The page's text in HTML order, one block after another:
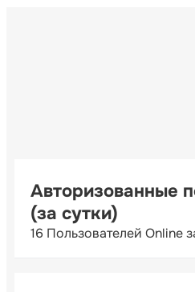
Авторизованные
(за сутки)
16 Пользователей Online